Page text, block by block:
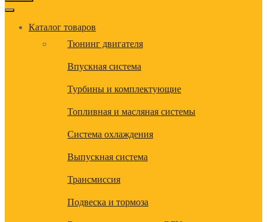
Каталог товаров
Тюнинг двигателя
Впускная система
Турбины и комплектующие
Топливная и масляная системы
Система охлаждения
Выпускная система
Трансмиссия
Подвеска и тормоза